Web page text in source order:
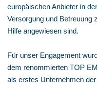
europäischen Anbieter in
Versorgung und Betreuung
Hilfe angewiesen sind.
Für unser Engagement
dem renommierten TOP
als erstes Unternehmen